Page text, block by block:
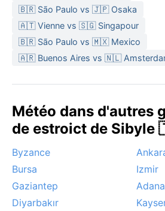
🇧🇷 São Paulo vs 🇯🇵 Osaka
🇦🇹 Vienne vs 🇸🇬 Singapour
🇧🇷 São Paulo vs 🇲🇽 Mexico
🇦🇷 Buenos Aires vs 🇳🇱
Météo dans d'autres
de estroict de
Byzance
Bursa
Izmir
Gaziantep
Adana
Diyarbakır